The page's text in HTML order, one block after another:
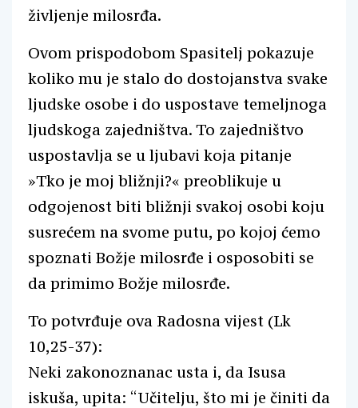
življenje milosrđa.
Ovom prispodobom Spasitelj pokazuje
koliko mu je stalo do dostojanstva svake
ljudske osobe i do uspostave temeljnoga
ljudskoga zajedništva. To zajedništvo
uspostavlja se u ljubavi koja pitanje
»Tko je moj bližnji?« preoblikuje u
odgojenost biti bližnji svakoj osobi koju
susrećem na svome putu, po kojoj ćemo
spoznati Božje milosrđe i osposobiti se
da primimo Božje milosrđe.
To potvrđuje ova Radosna vijest (Lk
10,25-37):
Neki zakonoznanac usta i, da Isusa
iskuša, upita: “Učitelju, što mi je činiti da